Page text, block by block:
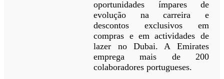
oportunidades ímpares de
evolução na carreira e
descontos exclusivos em
compras e em actividades de
lazer no Dubai. A Emirates
emprega mais de 200
colaboradores portugueses.